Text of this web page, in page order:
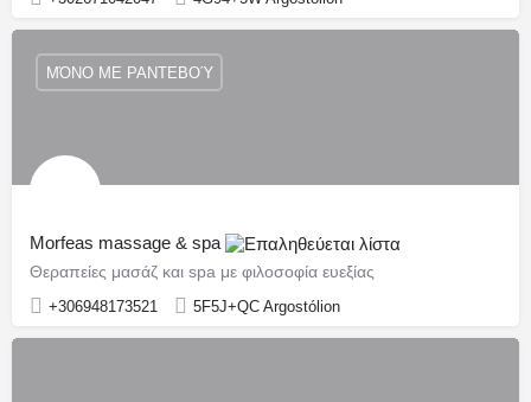
Morfeas massage & spa
Θεραπείες μασάζ και spa με φιλοσοφία ευεξίας
+306948173521 5F5J+QC Argostólion
ΜΌΝΟ ΜΕ ΡΑΝΤΕΒΟΎ